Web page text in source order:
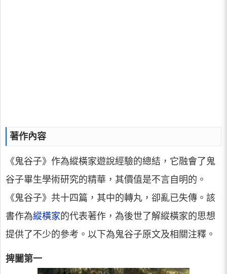
著作內容
《鬼谷子》作為縱橫家遊說經驗的總結，它融會了鬼
谷子畢生學術研究的精華，其價值是不言自明的。
《鬼谷子》共十四篇，其中的轉丸，卻亂已失傳。該
書作為縱橫家的代表著作，為後世了解縱橫家的思想
提供了不少的參考。以下為鬼谷子原文及相關注釋。
捭闔第一